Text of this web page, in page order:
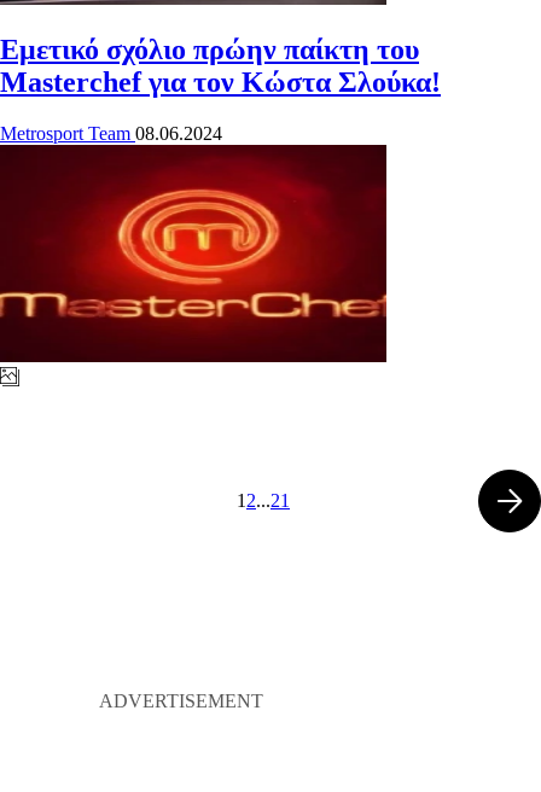
Εμετικό σχόλιο πρώην παίκτη του
Masterchef για τον Κώστα Σλούκα !
Metrosport Team 08.06.2024
1 2...21